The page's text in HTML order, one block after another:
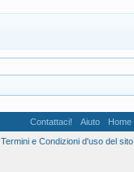
Contattaci! Aiuto Home
Termini e Condizioni d'uso del sito